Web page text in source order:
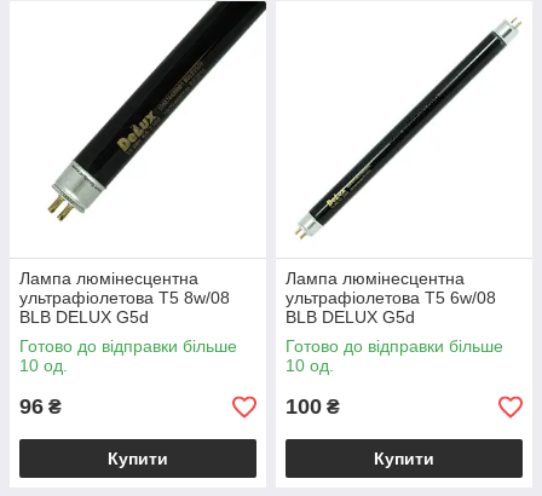
Лампа люмінесцентна
ультрафіолетова T5 8w/08
BLB DELUX G5d
Готово до відправки більше
10 од.
96 ₴
Купити
Лампа люмінесцентна
ультрафіолетова T5 6w/08
BLB DELUX G5d
Готово до відправки більше
10 од.
100 ₴
Купити